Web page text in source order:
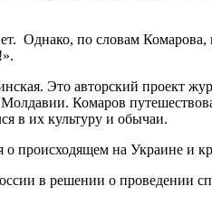
Однако, по словам
Это авторский проект
Комаров
в их культуру и обычаи.
происходящем на Украине и
в решении о проведении